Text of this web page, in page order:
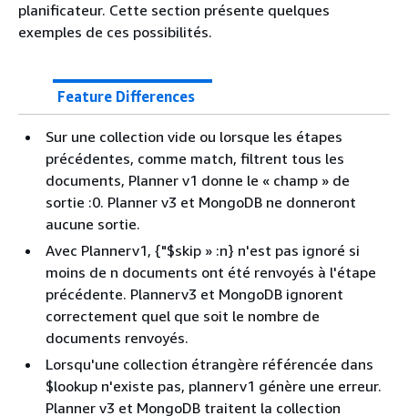
planificateur. Cette section présente quelques
exemples de ces possibilités.
Feature Differences
Sur une collection vide ou lorsque les étapes
précédentes, comme match, filtrent tous les
documents, Planner v1 donne le « champ » de
sortie :0. Planner v3 et MongoDB ne donneront
aucune sortie.
Avec Plannerv1, {"$skip » :n} n'est pas ignoré si
moins de n documents ont été renvoyés à l'étape
précédente. Plannerv3 et MongoDB ignorent
correctement quel que soit le nombre de
documents renvoyés.
Lorsqu'une collection étrangère référencée dans
$lookup n'existe pas, plannerv1 génère une erreur.
Planner v3 et MongoDB traitent la collection